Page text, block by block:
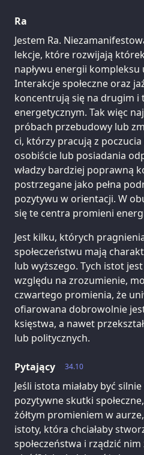
Ra
Jestem Ra.
lekcje, które rozwijają
napływu energii kompleksu
Interakcje społeczne oraz
koncentrują się na drugim i
energetycznym. Tak więc
próbach przebudowy lub
ci, którzy pracują z
osobiście lub posiadania
władzy bardziej poprawną
postrzegane jako pełna
pozytywu w orientacji. W
się te centra promieni
Jest kilku, których
społeczeństwu mają
lub wyższego. Tych istot
względu na zrozumienie,
czwartego promienia, że
ofiarowana dobrowolnie
księstwa, a nawet
lub politycznych.
34.10
Pytający
Jeśli istota miałaby być
pozytywne skutki
żółtym promieniem w
istoty, która chciałaby
społeczeństwa i rządzić